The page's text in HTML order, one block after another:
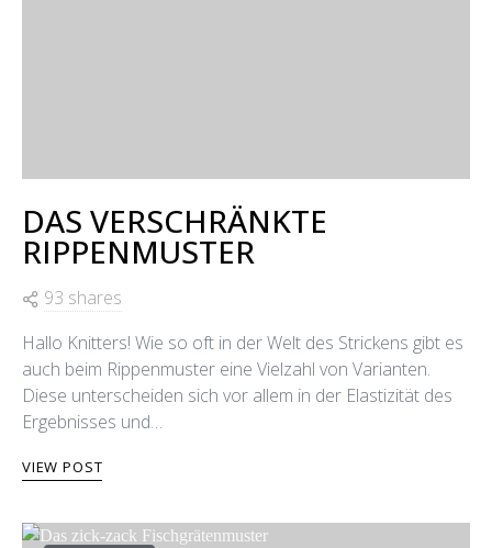
DAS VERSCHRÄNKTE
RIPPENMUSTER
93 shares
Hallo Knitters! Wie so oft in der Welt des Strickens gibt es
auch beim Rippenmuster eine Vielzahl von Varianten.
Diese unterscheiden sich vor allem in der Elastizität des
Ergebnisses und…
VIEW POST